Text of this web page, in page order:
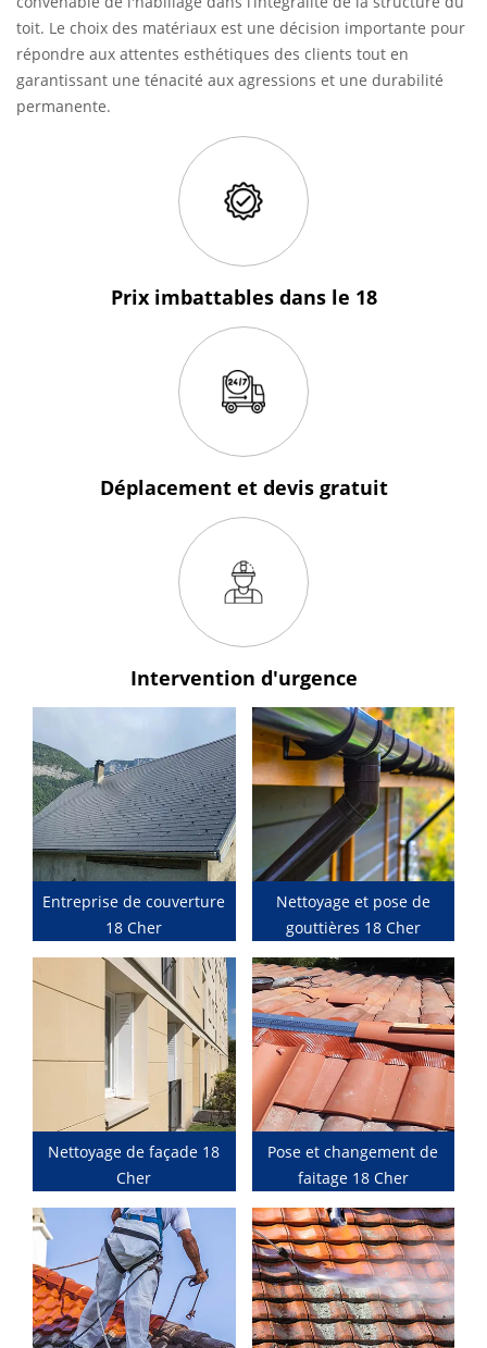
toit. Le choix des matériaux est une décision importante pour
répondre aux attentes esthétiques des clients tout en
garantissant une ténacité aux agressions et une durabilité
permanente.
Prix imbattables dans le 18
Déplacement et devis gratuit
Intervention d'urgence
Entreprise de couverture
18 Cher
Nettoyage et pose de
gouttières 18 Cher
Nettoyage de façade 18
Cher
Pose et changement de
faitage 18 Cher